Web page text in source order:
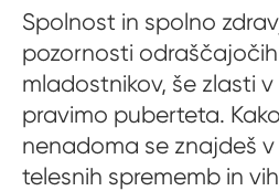
Spolnost in spolno
pozornosti
mladostnikov, še zlasti
pravimo puberteta.
nenadoma se znajdeš
telesnih sprememb in